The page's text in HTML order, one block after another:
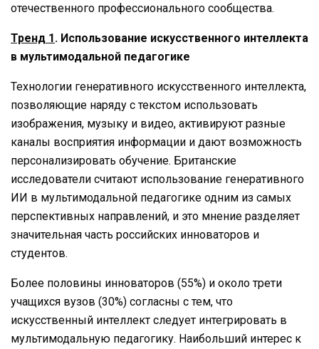
отечественного профессионального сообщества.
Тренд 1. Использование искусственного интеллекта
в мультимодальной педагогике
Технологии генеративного искусственного интеллекта,
позволяющие наряду с текстом использовать
изображения, музыку и видео, активируют разные
каналы восприятия информации и дают возможность
персонализировать обучение. Британские
исследователи считают использование генеративного
ИИ в мультимодальной педагогике одним из самых
перспективных направлений, и это мнение разделяет
значительная часть российских инноваторов и
студентов.
Более половины инноваторов (55%) и около трети
учащихся вузов (30%) согласны с тем, что
искусственный интеллект следует интегрировать в
мультимодальную педагогику. Наибольший интерес к